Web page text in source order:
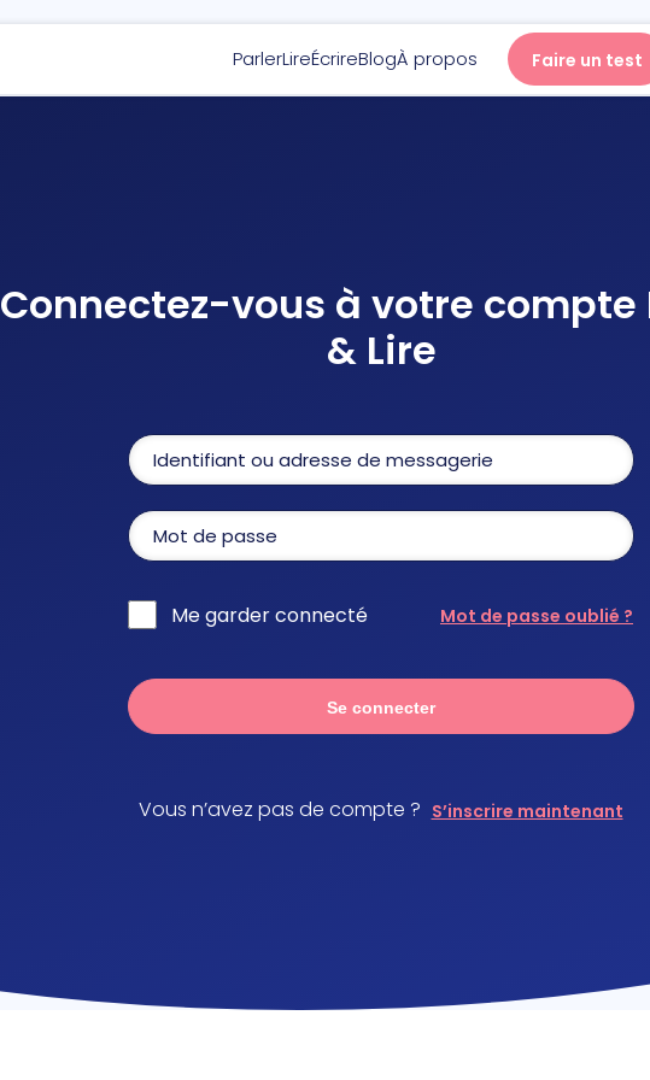
ParlerLireÉcrireBlogÀ propos Faire un test
Écrire
Blog
À propos
Connectez-vous à votre compte
& Lire
Me garder connecté Mot de passe oublié ?
Se connecter
Vous n’avez pas de compte ? S’inscrire maintenant